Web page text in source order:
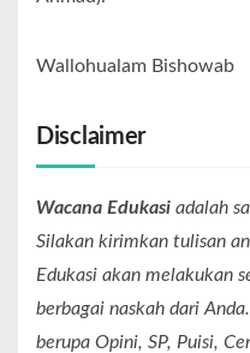
Wallohualam Bishowab
Disclaimer
Wacana Edukasi adalah
Silakan kirimkan tulisan
Edukasi akan melakukan
berbagai naskah dari
berupa Opini, SP, Puisi,